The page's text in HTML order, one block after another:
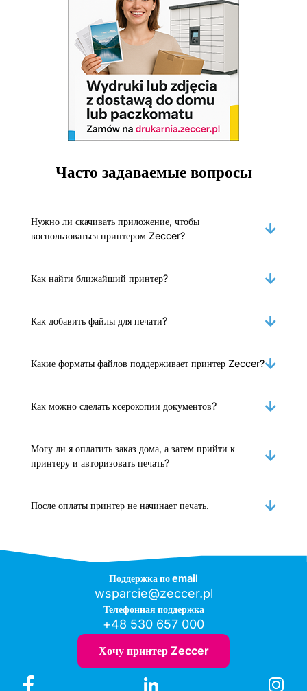
Часто задаваемые вопросы
Нужно ли скачивать приложение, чтобы
воспользоваться принтером Zeccer?
Как найти ближайший принтер?
Как добавить файлы для печати?
Какие форматы файлов поддерживает принтер Zeccer?
Как можно сделать ксерокопии документов?
Могу ли я оплатить заказ дома, а затем прийти к
принтеру и авторизовать печать?
После оплаты принтер не начинает печать.
Поддержка по email
wsparcie@zeccer.pl
Телефонная поддержка
+48 530 657 000
Хочу принтер Zeccer